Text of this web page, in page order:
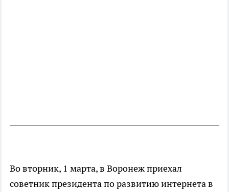
Во вторник, 1 марта, в Воронеж приехал
советник президента по развитию интернета в